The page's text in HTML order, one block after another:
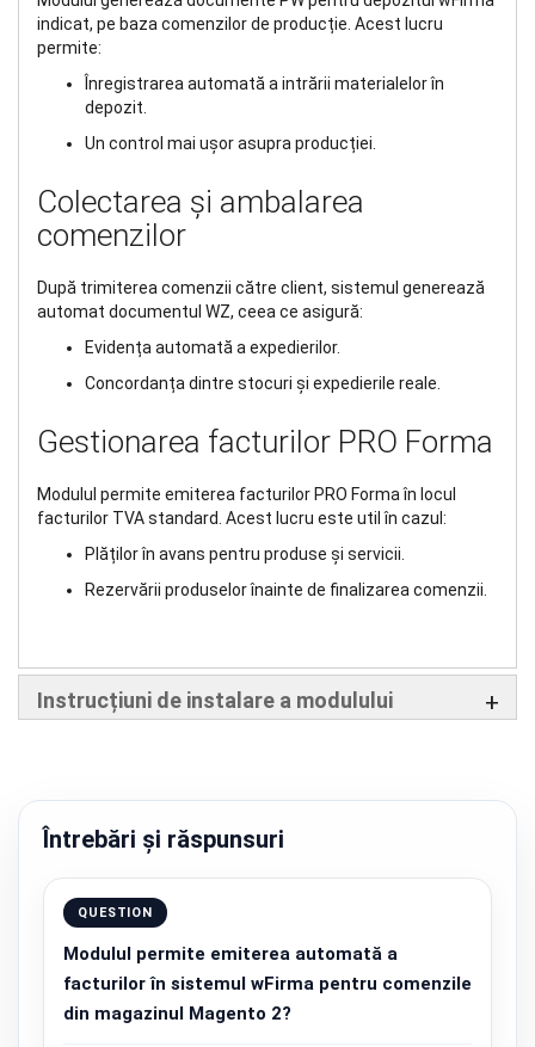
indicat, pe baza comenzilor de producție. Acest lucru
permite:
Înregistrarea automată a intrării materialelor în
depozit.
Un control mai ușor asupra producției.
Colectarea și ambalarea
comenzilor
După trimiterea comenzii către client, sistemul generează
automat documentul WZ, ceea ce asigură:
Evidența automată a expedierilor.
Concordanța dintre stocuri și expedierile reale.
Gestionarea facturilor PRO Forma
Modulul permite emiterea facturilor PRO Forma în locul
facturilor TVA standard. Acest lucru este util în cazul:
Plăților în avans pentru produse și servicii.
Rezervării produselor înainte de finalizarea comenzii.
Instrucțiuni de instalare a modulului
Întrebări și răspunsuri
QUESTION
Modulul permite emiterea automată a
facturilor în sistemul wFirma pentru comenzile
din magazinul Magento 2?